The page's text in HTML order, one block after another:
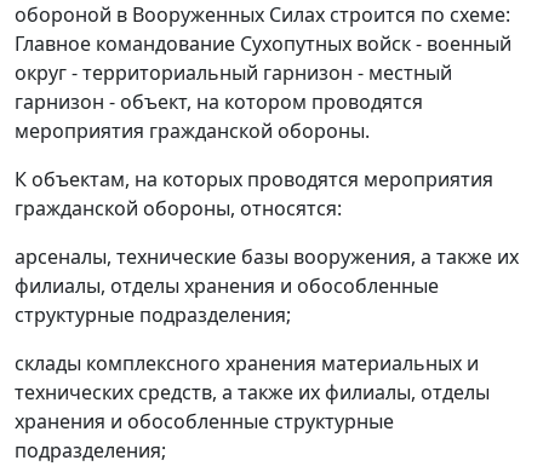
обороной в Вооруженных Силах строится по схеме:
Главное командование Сухопутных войск - военный
округ - территориальный гарнизон - местный
гарнизон - объект, на котором проводятся
мероприятия гражданской обороны.
К объектам, на которых проводятся мероприятия
гражданской обороны, относятся:
арсеналы, технические базы вооружения, а также их
филиалы, отделы хранения и обособленные
структурные подразделения;
склады комплексного хранения материальных и
технических средств, а также их филиалы, отделы
хранения и обособленные структурные
подразделения;